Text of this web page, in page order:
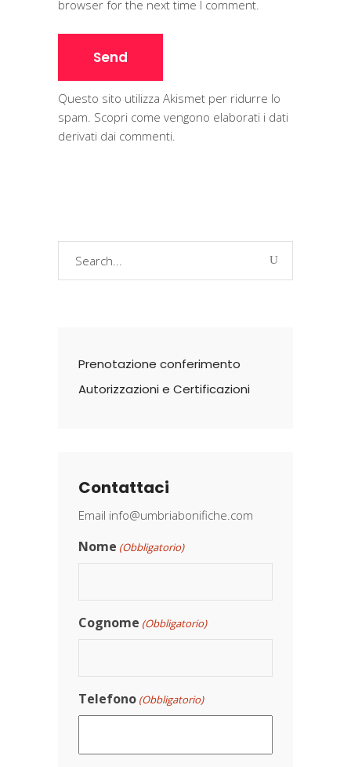
browser for the next time I comment.
Questo sito utilizza Akismet per ridurre lo
spam. Scopri come vengono elaborati i dati
derivati dai commenti.
Prenotazione conferimento
Autorizzazioni e Certificazioni
Contattaci
Email info@umbriabonifiche.com
Nome (Obbligatorio)
Cognome (Obbligatorio)
Telefono (Obbligatorio)